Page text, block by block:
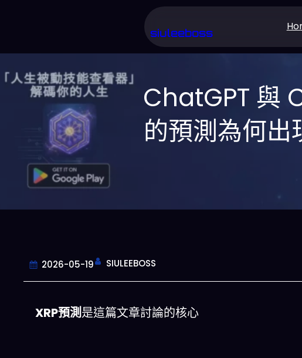
主
要
siuleeboss
ChatGPT 與
的預測為何
2026-05-19 SIULEEBOSS
XRP預測是這篇文章討論的核心